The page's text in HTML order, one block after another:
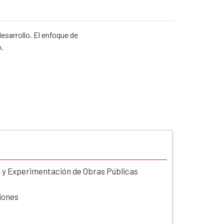
El enfoque de
Experimentación de Obras Públicas